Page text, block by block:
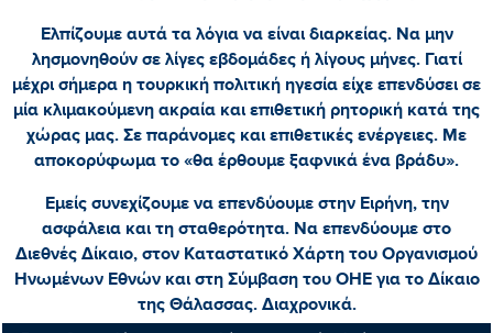
Ελπίζουμε αυτά τα λόγια να είναι διαρκείας. Να μην
λησμονηθούν σε λίγες εβδομάδες ή λίγους μήνες. Γιατί
μέχρι σήμερα η τουρκική πολιτική ηγεσία είχε επενδύσει σε
μία κλιμακούμενη ακραία και επιθετική ρητορική κατά της
χώρας μας. Σε παράνομες και επιθετικές ενέργειες. Με
αποκορύφωμα το «θα έρθουμε ξαφνικά ένα βράδυ».
Εμείς συνεχίζουμε να επενδύουμε στην Ειρήνη, την
ασφάλεια και τη σταθερότητα. Να επενδύουμε στο
Διεθνές Δίκαιο, στον Καταστατικό Χάρτη του Οργανισμού
Ηνωμένων Εθνών και στη Σύμβαση του ΟΗΕ για το Δίκαιο
της Θάλασσας. Διαχρονικά.